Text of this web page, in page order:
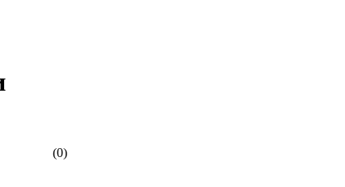
(0)